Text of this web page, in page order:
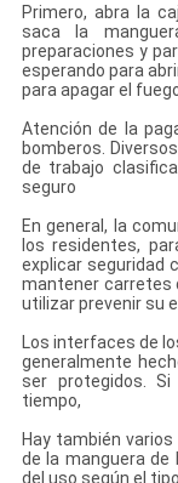
Primero, abra la
saca la
preparaciones y
esperando para
para apagar el
Atención de la
bomberos.
de trabajo
seguro
En general, la
los residentes,
explicar seguridad
mantener carretes
utilizar prevenir su
Los interfaces de
generalmente
ser protegidos.
tiempo,
Hay también
de la manguera de
del uso según el